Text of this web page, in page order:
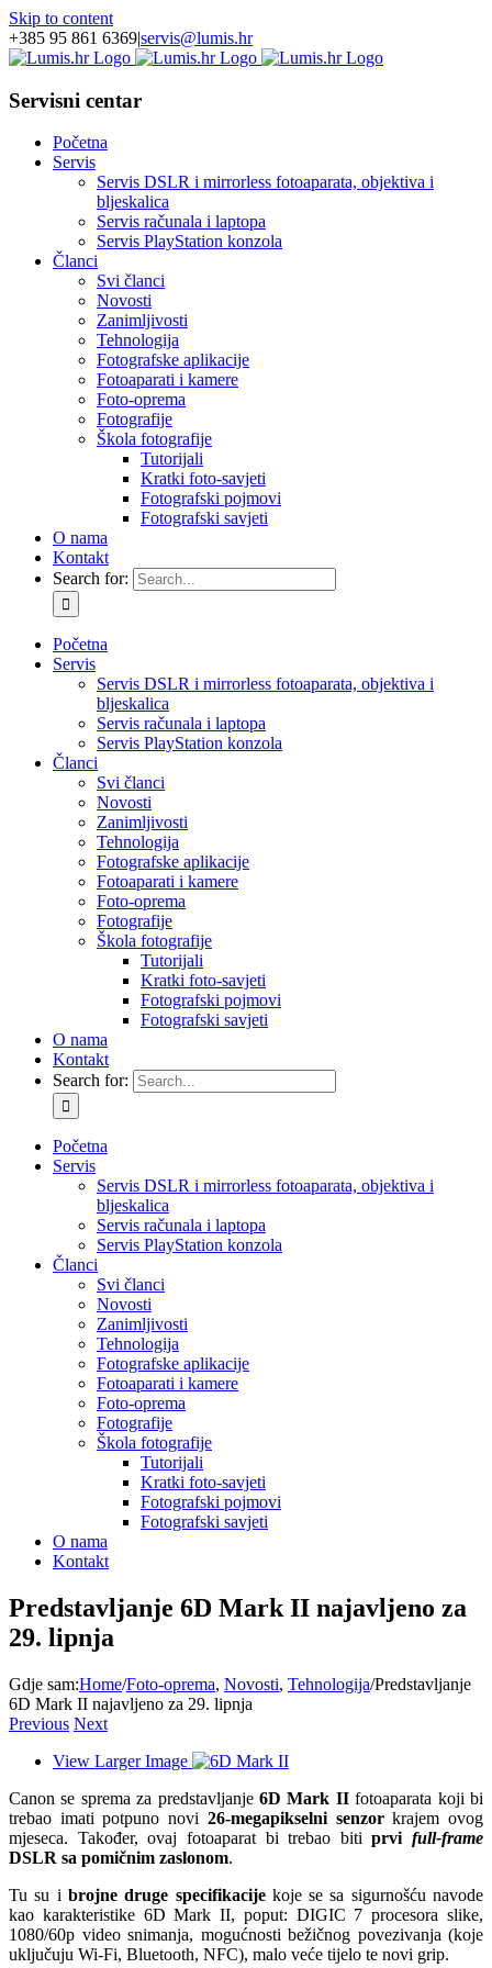
Skip to content
+385 95 861 6369|servis@lumis.hr
Servisni centar
Početna
Servis
Servis DSLR i mirrorless fotoaparata, objektiva i
bljeskalica
Servis računala i laptopa
Servis PlayStation konzola
Članci
Svi članci
Novosti
Zanimljivosti
Tehnologija
Fotografske aplikacije
Fotoaparati i kamere
Foto-oprema
Fotografije
Škola fotografije
Tutorijali
Kratki foto-savjeti
Fotografski pojmovi
Fotografski savjeti
O nama
Kontakt
Search for:
Početna
Servis
Servis DSLR i mirrorless fotoaparata, objektiva i
bljeskalica
Servis računala i laptopa
Servis PlayStation konzola
Članci
Svi članci
Novosti
Zanimljivosti
Tehnologija
Fotografske aplikacije
Fotoaparati i kamere
Foto-oprema
Fotografije
Škola fotografije
Tutorijali
Kratki foto-savjeti
Fotografski pojmovi
Fotografski savjeti
O nama
Kontakt
Search for:
Početna
Servis
Servis DSLR i mirrorless fotoaparata, objektiva i
bljeskalica
Servis računala i laptopa
Servis PlayStation konzola
Članci
Svi članci
Novosti
Zanimljivosti
Tehnologija
Fotografske aplikacije
Fotoaparati i kamere
Foto-oprema
Fotografije
Škola fotografije
Tutorijali
Kratki foto-savjeti
Fotografski pojmovi
Fotografski savjeti
O nama
Kontakt
Predstavljanje 6D Mark II najavljeno za
29. lipnja
Gdje sam:Home/Foto-oprema, Novosti, Tehnologija/Predstavljanje
6D Mark II najavljeno za 29. lipnja
Previous Next
View Larger Image
Canon se sprema za predstavljanje 6D Mark IIfotoaparata koji bi
trebao imati potpuno novi 26-megapikselni senzorkrajem ovog
mjeseca. Također, ovaj fotoaparat bi trebao bitiprvi full-frame
DSLR sa pomičnim zaslonom.
Tu su i brojne druge specifikacijekoje se sa sigurnošću navode
kao karakteristike 6D Mark II, poput: DIGIC 7 procesora slike,
1080/60p video snimanja, mogućnosti bežičnog povezivanja (koje
uključuju Wi-Fi, Bluetooth, NFC), malo veće tijelo te novi grip.